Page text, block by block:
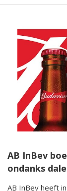
AB InBev
ondanks
AB InBev heeft